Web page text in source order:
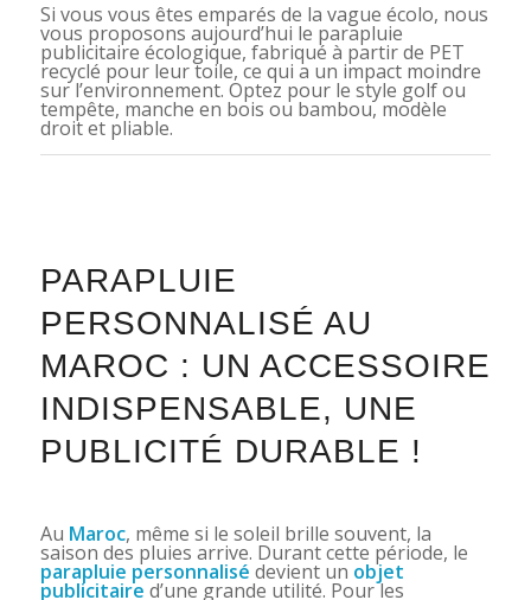
Si vous vous êtes emparés de la vague écolo, nous
vous proposons aujourd’hui le parapluie
publicitaire écologique, fabriqué à partir de PET
recyclé pour leur toile, ce qui a un impact moindre
sur l’environnement. Optez pour le style golf ou
tempête, manche en bois ou bambou, modèle
droit et pliable.
PARAPLUIE
PERSONNALISÉ AU
MAROC : UN ACCESSOIRE
INDISPENSABLE, UNE
PUBLICITÉ DURABLE !
Au Maroc, même si le soleil brille souvent, la
saison des pluies arrive. Durant cette période, le
parapluie personnalisé devient un objet
publicitaire d’une grande utilité. Pour les